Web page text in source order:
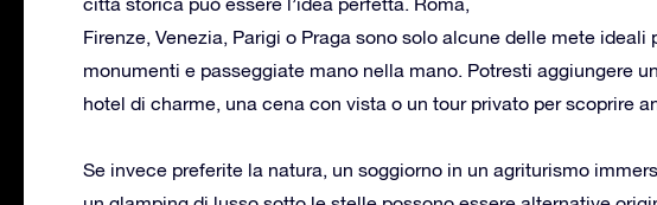
Firenze, Venezia, Parigi o Praga sono solo alcune delle mete
monumenti e passeggiate mano nella mano. Potresti aggiungere
hotel di charme, una cena con vista o un tour privato per scoprire
Se invece preferite la natura, un soggiorno in un agriturismo